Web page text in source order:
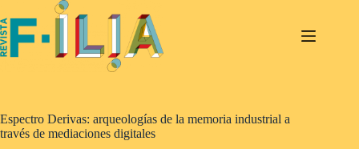
al
contenido
Espectro Derivas: arqueologías de la memoria industrial a
través de mediaciones digitales